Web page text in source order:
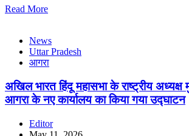
Read More
News
Uttar Pradesh
आगरा
अखिल भारत हिंदू महासभा के राष्ट्रीय अध्यक्ष
आगरा के नए कार्यालय का किया गया उद्घाटन
Editor